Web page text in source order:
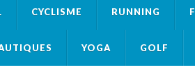
CYCLISME RUNNING
YOGA GOLF